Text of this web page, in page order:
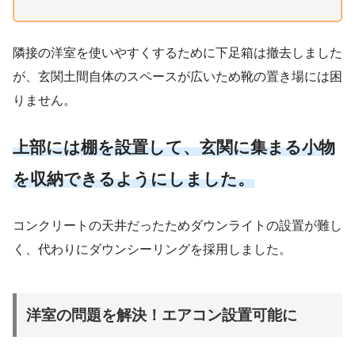
隣接の洋室を使いやすくするために下足箱は撤去しました
が、玄関土間自体のスペースが広いため靴の置き場には困
りません。
上部には棚を設置して、玄関に集まる小物
を収納できるようにしました。
コンクリートの天井だったためダウンライトの設置が難し
く、代わりにダウンシーリングを採用しました。
洋室の問題を解決！エアコン設置可能に